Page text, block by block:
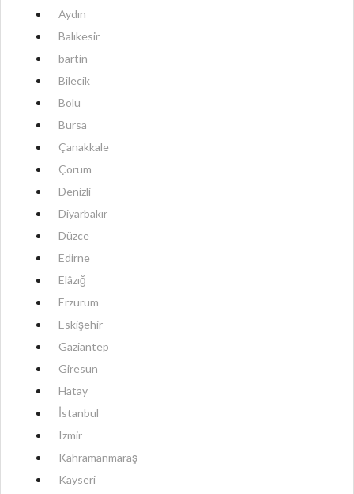
Aydın
Balıkesir
bartin
Bilecik
Bolu
Bursa
Çanakkale
Çorum
Denizli
Diyarbakır
Düzce
Edirne
Elâzığ
Erzurum
Eskişehir
Gaziantep
Giresun
Hatay
İstanbul
Izmir
Kahramanmaraş
Kayseri